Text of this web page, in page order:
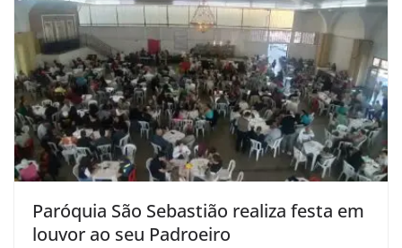
Paróquia São Sebastião realiza festa em
louvor ao seu Padroeiro